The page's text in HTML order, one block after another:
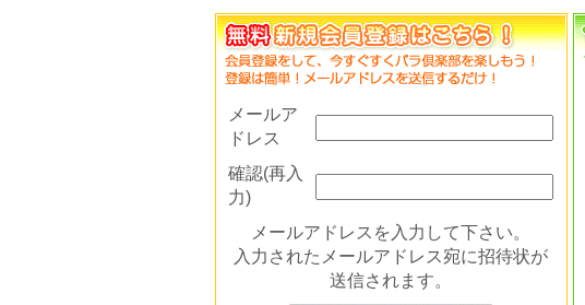
メールア
ドレス
確認(再入
力)
メールアドレスを入力して下さい。
入力されたメールアドレス宛に招待状が
送信されます。